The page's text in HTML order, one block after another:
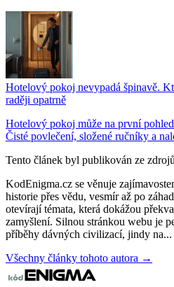
Hotelový pokoj nevypadá špinavě.
raději opatrně
Hotelový pokoj může na první
Čisté povlečení, složené ručníky a
Tento článek byl publikován ze zdrojů
KodEnigma.cz se věnuje
historie přes vědu, vesmír až po
otevírají témata, která dokážou
zamyšlení. Silnou stránkou webu je
příběhy dávných civilizací, jindy na...
Všechny články tohoto autora →